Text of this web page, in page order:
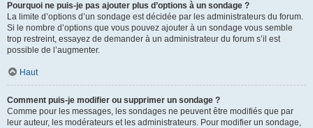
Pourquoi ne puis-je pas ajouter plus d’options à un sondage ?
La limite d’options d’un sondage est décidée par les administrateurs du forum.
Si le nombre d’options que vous pouvez ajouter à un sondage vous semble
trop restreint, essayez de demander à un administrateur du forum s’il est
possible de l’augmenter.
Haut
Comment puis-je modifier ou supprimer un sondage ?
Comme pour les messages, les sondages ne peuvent être modifiés que par
leur auteur, les modérateurs et les administrateurs. Pour modifier un sondage,